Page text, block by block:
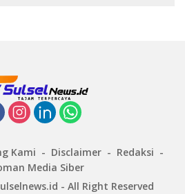
Kami Disclaimer
Redaksi
Media Siber
- All Right Reserved